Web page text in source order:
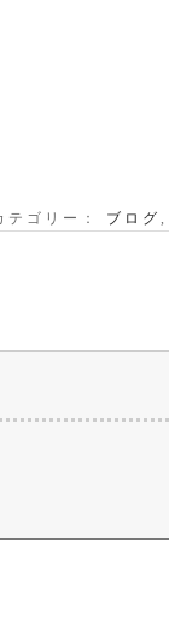
ゴリー： ブログ,